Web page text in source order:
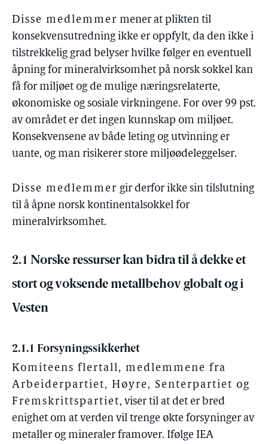
Disse medlemmer mener at plikten til
konsekvensutredning ikke er oppfylt, da den ikke i
tilstrekkelig grad belyser hvilke følger en eventuell
åpning for mineralvirksomhet på norsk sokkel kan
få for miljøet og de mulige næringsrelaterte,
økonomiske og sosiale virkningene. For over 99 pst.
av området er det ingen kunnskap om miljøet.
Konsekvensene av både leting og utvinning er
uante, og man risikerer store miljøødeleggelser.
Disse medlemmer gir derfor ikke sin tilslutning
til å åpne norsk kontinentalsokkel for
mineralvirksomhet.
2.1 Norske ressurser kan bidra til å dekke et
stort og voksende metallbehov globalt og i
Vesten
2.1.1 Forsyningssikkerhet
Komiteens flertall, medlemmene fra
Arbeiderpartiet, Høyre, Senterpartiet og
Fremskrittspartiet, viser til at det er bred
enighet om at verden vil trenge økte forsyninger av
metaller og mineraler framover. Ifølge IEA